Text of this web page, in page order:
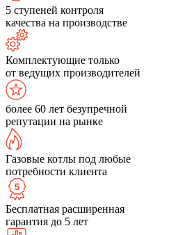
5 ступеней контроля
качества на производстве
Комплектующие только
от ведущих производителей
более 60 лет безупречной
репутации на рынке
Газовые котлы под любые
потребности клиента
Бесплатная расширенная
гарантия до 5 лет